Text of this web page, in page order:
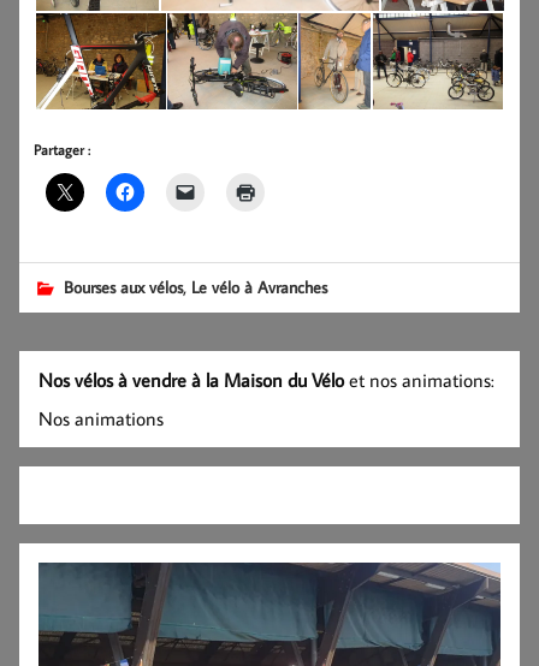
Partager :
Bourses aux vélos, Le vélo à Avranches
Nos vélos à vendre à la Maison du Véloet nos animations:
Nos animations